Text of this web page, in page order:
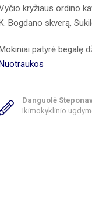
kryžiaus ordino
K. Bogdano skverą,
Mokiniai patyrė begalę
Nuotraukos
Danguolė
Ikimokyklinio